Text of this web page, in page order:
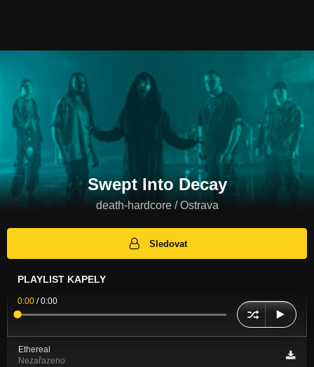
Swept Into Decay
death-hardcore / Ostrava
Sledovat
PLAYLIST KAPELY
0:00 /0:00
Ethereal
Nezařazeno